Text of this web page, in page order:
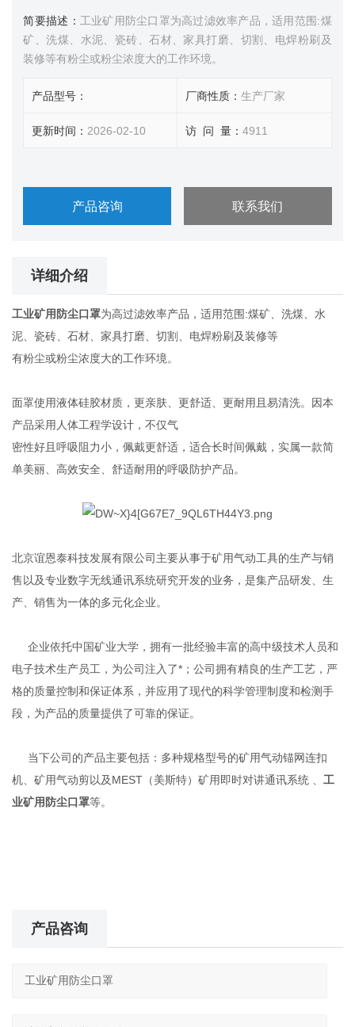
简要描述： 工业矿用防尘口罩为高过滤效率产品，适用范围:煤
矿、洗煤、水泥、瓷砖、石材、家具打磨、切割、电焊粉刷及
装修等有粉尘或粉尘浓度大的工作环境。
产品型号： 厂商性质：生产厂家
更新时间：2026-02-10 访 问 量：4911
产品咨询 联系我们
详细介绍
工业矿用防尘口罩为高过滤效率产品，适用范围:煤矿、洗煤、水
泥、瓷砖、石材、家具打磨、切割、电焊粉刷及装修等
有粉尘或粉尘浓度大的工作环境。
面罩使用液体硅胶材质，更亲肤、更舒适、更耐用且易清洗。因本
产品采用人体工程学设计，不仅气
密性好且呼吸阻力小，佩戴更舒适，适合长时间佩戴，实属一款简
单美丽、高效安全、舒适耐用的呼吸防护产品。
北京谊恩泰科技发展有限公司主要从事于矿用气动工具的生产与销
售以及专业数字无线通讯系统研究开发的业务，是集产品研发、生
产、销售为一体的多元化企业。
企业依托中国矿业大学，拥有一批经验丰富的高中级技术人员和
电子技术生产员工，为公司注入了*；公司拥有精良的生产工艺，严
格的质量控制和保证体系，并应用了现代的科学管理制度和检测手
段，为产品的质量提供了可靠的保证。
当下公司的产品主要包括：多种规格型号的矿用气动锚网连扣
机、矿用气动剪以及MEST（美斯特）矿用即时对讲通讯系统 、工
业矿用防尘口罩等。
产品咨询